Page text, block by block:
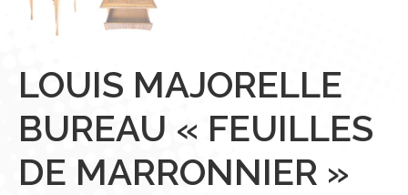
LOUIS MAJORELLE
BUREAU « FEUILLES
DE MARRONNIER »